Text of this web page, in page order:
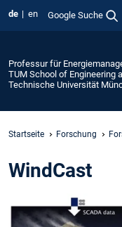
de en Google Suche
Professur für
TUM School of Engineering
Technische Universität
Startseite Forschung
WindCast